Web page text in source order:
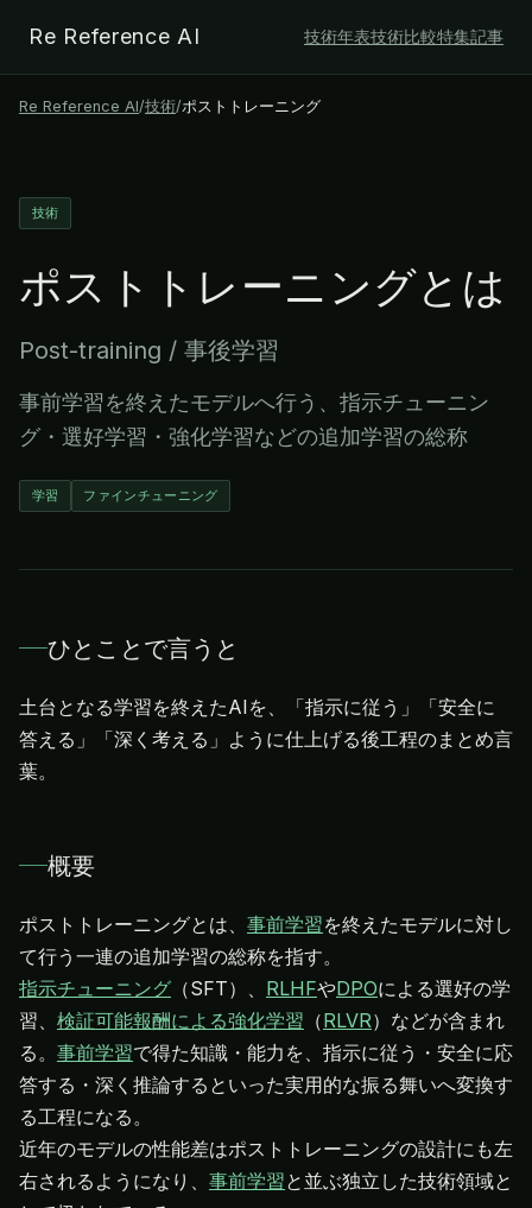
Re Reference AI 技術年表技術比較特集記事
Re Reference AI/技術/ポストトレーニング
技術
ポストトレーニングとは
Post-training / 事後学習
事前学習を終えたモデルへ行う、指示チューニン
グ・選好学習・強化学習などの追加学習の総称
学習 ファインチューニング
ひとことで言うと
土台となる学習を終えたAIを、「指示に従う」「安全に
答える」「深く考える」ように仕上げる後工程のまとめ言
葉。
概要
ポストトレーニングとは、 事前学習を終えたモデルに対し
指示チューニング （SFT）、 RLHFやDPOによる選好の学
習、 検証可能報酬による強化学習 （RLVR）などが含まれ
る。 事前学習で得た知識・能力を、指示に従う・安全に応
答する・深く推論するといった実用的な振る舞いへ変換す
る工程になる。
近年のモデルの性能差はポストトレーニングの設計にも左
右されるようになり、 事前学習と並ぶ独立した技術領域と